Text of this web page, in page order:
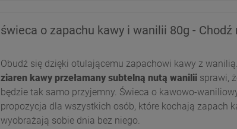
świeca o zapachu kawy i wanilii 80g - Chodź
Obudź się dzięki otulającemu zapachowi kawy z wanilią.
ziaren kawy przełamany subtelną nutą waniliisprawi,
będzie tak samo przyjemny. Świeca o kawowo-
propozycja dla wszystkich osób, które kochają zapach
wyobrażają sobie dnia bez niego.